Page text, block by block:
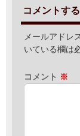
コメントする
メールアドレ
いている欄は
コメント ※